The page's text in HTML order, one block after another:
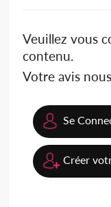
Veuillez vous
contenu.
Votre avis
Se
Créer